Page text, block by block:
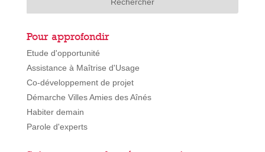
Pour approfondir
Etude d'opportunité
Assistance à Maîtrise d'Usage
Co-développement de projet
Démarche Villes Amies des Aînés
Habiter demain
Parole d'experts